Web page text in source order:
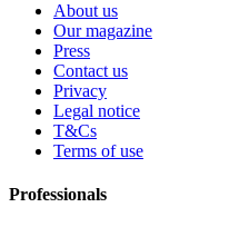
About us
Our magazine
Press
Contact us
Privacy
Legal notice
T&Cs
Terms of use
Professionals